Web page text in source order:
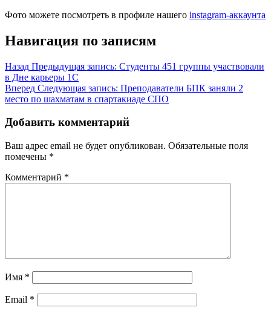
Фото можете посмотреть в профиле нашего instagram-аккаунта
Навигация по записям
Назад Предыдущая запись: Студенты 451 группы участвовали
в Дне карьеры 1С
Вперед Следующая запись: Преподаватели БПК заняли 2
место по шахматам в спартакиаде СПО
Добавить комментарий
Ваш адрес email не будет опубликован. Обязательные поля
помечены *
Комментарий *
Имя *
Email *